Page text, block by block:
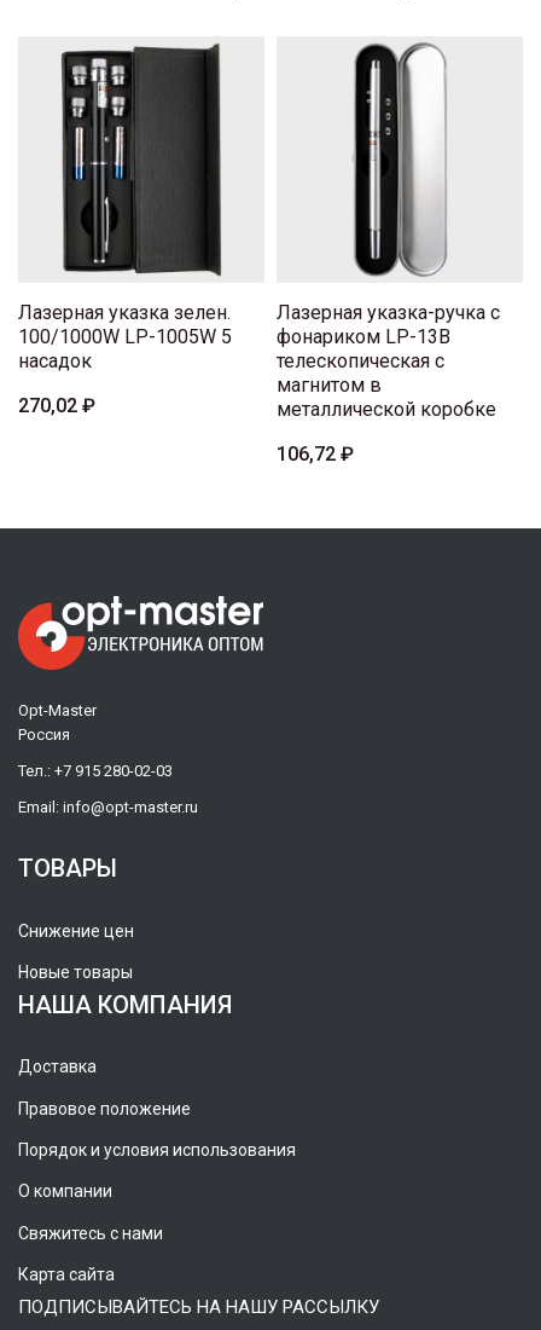
Лазерная указка зелен.
100/1000W LP-1005W 5
насадок
270,02 ₽
Лазерная указка-ручка с
фонариком LP-13B
телескопическая с
магнитом в
металлической коробке
106,72 ₽
Opt-Master
Россия
Тел.: +7 915 280-02-03
Email: info@opt-master.ru
ТОВАРЫ
Снижение цен
Новые товары
НАША КОМПАНИЯ
Доставка
Правовое положение
Порядок и условия использования
О компании
Свяжитесь с нами
Карта сайта
ПОДПИСЫВАЙТЕСЬ НА НАШУ РАССЫЛКУ